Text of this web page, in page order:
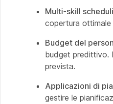
Multi-skill
copertura
Budget del
budget predittivo.
prevista.
Applicazioni di
gestire le